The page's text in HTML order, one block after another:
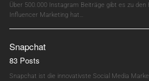
Über 500.000 Instagram Beiträge gibt es zu den
Influencer Marketing hat…
Snapchat
83 Posts
Snapchat ist die innovativste Social Media